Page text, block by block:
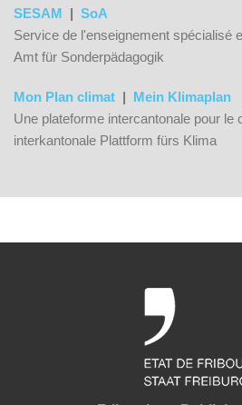
SESAM | SoA
Service de l'enseignement spécialisé
Amt für Sonderpädagogik
Mon Plan climat | Mein Klimaplan
Une plateforme intercantonale pour le
interkantonale Plattform fürs Klima